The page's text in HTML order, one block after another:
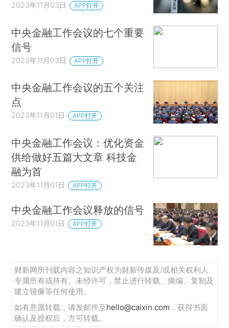
2023年11月03日 APP打开
中央金融工作会议的七个重要
信号
2023年11月03日 APP打开
中央金融工作会议的五个关注
点
2023年11月01日 APP打开
中央金融工作会议：优化资金
供给做好五篇大文章 科技金
融为首
2023年11月01日 APP打开
中央金融工作会议释放的信号
2023年11月01日 APP打开
财新网所刊载内容之知识产权为财新传媒及/或相关权利人
专属所有或持有。未经许可，禁止进行转载、摘编、复制及
建立镜像等任何使用。
如有意愿转载，请发邮件至hello@caixin.com ，获得书面
确认及授权后，方可转载。